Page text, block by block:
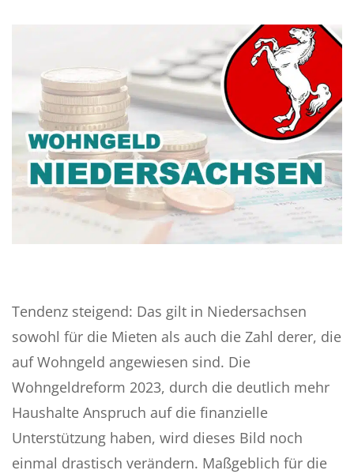
Tendenz steigend: Das gilt in Niedersachsen
sowohl für die Mieten als auch die Zahl derer, die
auf Wohngeld angewiesen sind. Die
Wohngeldreform 2023, durch die deutlich mehr
Haushalte Anspruch auf die finanzielle
Unterstützung haben, wird dieses Bild noch
einmal drastisch verändern. Maßgeblich für die